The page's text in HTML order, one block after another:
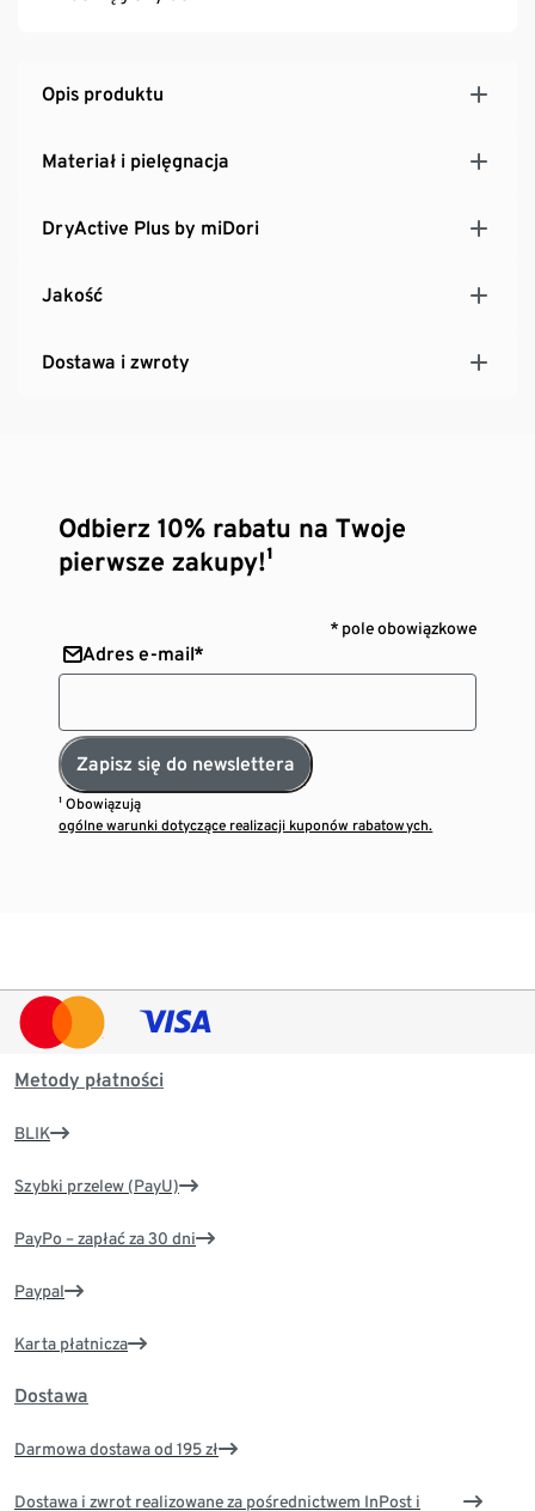
Opis produktu
Materiał i pielęgnacja
DryActive Plus by miDori
Jakość
Dostawa i zwroty
Odbierz 10% rabatu na Twoje
pierwsze zakupy!¹
* pole obowiązkowe
Adres e-mail*
Zapisz się do newslettera
¹ Obowiązują
ogólne warunki dotyczące realizacji kuponów rabatowych.
Metody płatności
BLIK
Szybki przelew (PayU)
PayPo – zapłać za 30 dni
Paypal
Karta płatnicza
Dostawa
Darmowa dostawa od 195 zł
Dostawa i zwrot realizowane za pośrednictwem InPost i